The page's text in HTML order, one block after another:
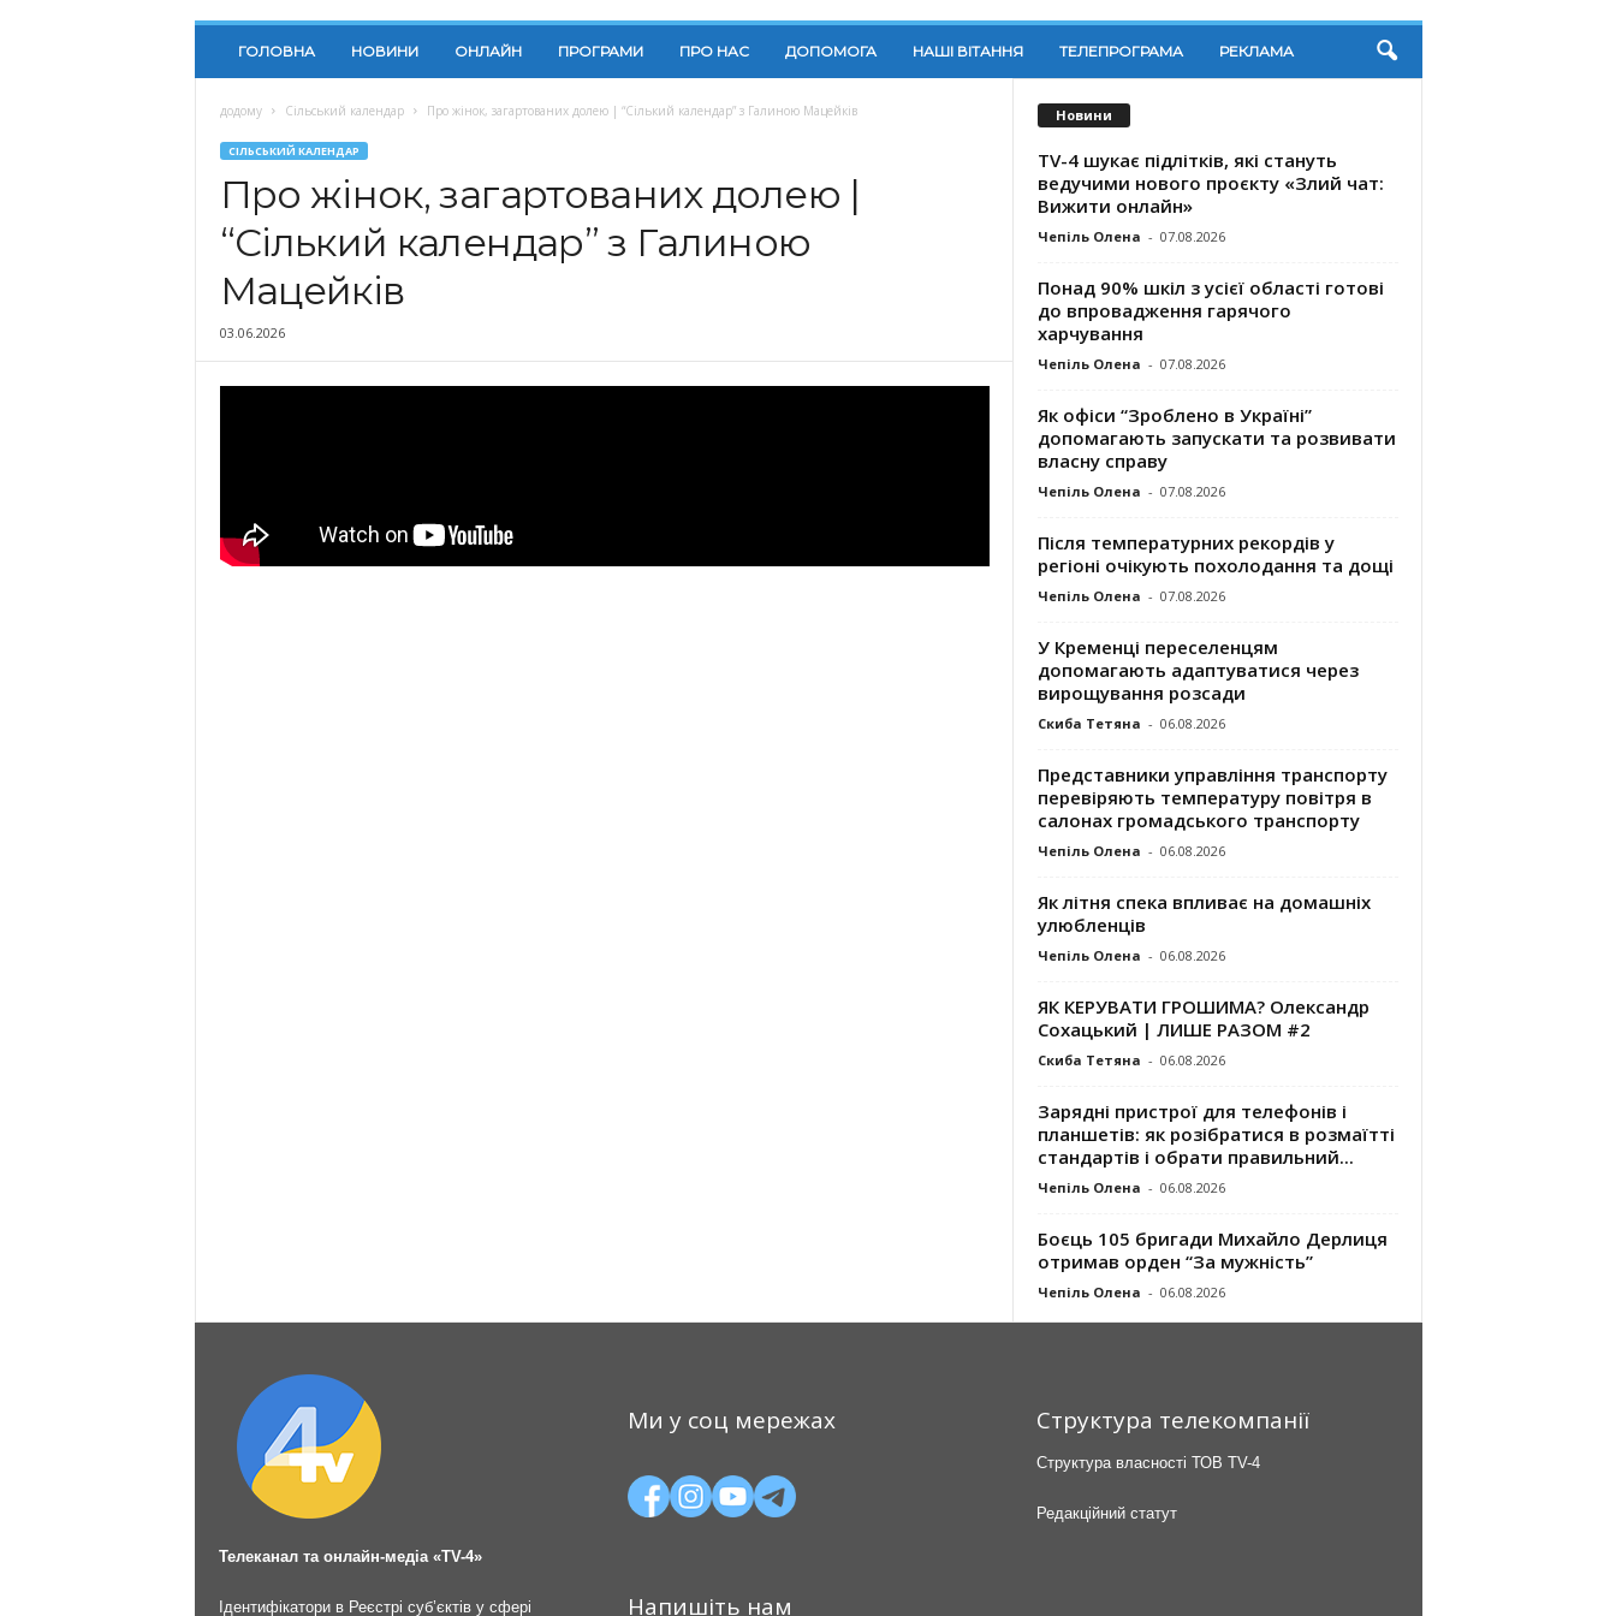
ГОЛОВНА НОВИНИ ОНЛАЙН ПРОГРАМИ ПРО НАС ДОПОМОГА НАШІ ВІТАННЯ ТЕЛЕПРОГРАМА РЕКЛАМА
додому Сільський календар Про жінок, загартованих долею | “Сілький календар” з Галиною Мацейків
СІЛЬСЬКИЙ КАЛЕНДАР
Про жінок, загартованих долею |
“Сілький календар” з Галиною
Мацейків
03.06.2026
Новини
TV-4 шукає підлітків, які стануть
ведучими нового проєкту «Злий чат:
Вижити онлайн»
Чепіль Олена - 07.08.2026
Понад 90% шкіл з усієї області готові
до впровадження гарячого
харчування
Чепіль Олена - 07.08.2026
Як офіси “Зроблено в Україні”
допомагають запускaти та розвивати
власну справу
Чепіль Олена - 07.08.2026
Після температурних рекордів у
регіоні очікують похолодання та дощі
Чепіль Олена - 07.08.2026
У Кременці переселенцям
допомагають адаптуватися через
вирощування розсади
Скиба Тетяна - 06.08.2026
Представники управління транспорту
перевіряють температуру повітря в
салонах громадського транспорту
Чепіль Олена - 06.08.2026
Як літня спека впливає на домашніх
улюбленців
Чепіль Олена - 06.08.2026
ЯК КЕРУВАТИ ГРОШИМА? Олександр
Сохацький | ЛИШЕ РАЗОМ #2
Скиба Тетяна - 06.08.2026
Зарядні пристрої для телефонів і
планшетів: як розібратися в розмаїтті
стандартів і обрати правильний...
Чепіль Олена - 06.08.2026
Боєць 105 бригади Михайло Дерлиця
отримав орден “За мужність”
Чепіль Олена - 06.08.2026
Телеканал та онлайн-медіа «TV-4»
Ідентифікатори в Реєстрі суб’єктів у сфері
Ми у соц мережах
Напишіть нам
Структура телекомпанії
Структура власності ТОВ TV-4
Редакційний статут